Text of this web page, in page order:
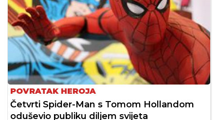
POVRATAK HEROJA
Četvrti Spider-Man s Tomom Hollandom
oduševio publiku diljem svijeta